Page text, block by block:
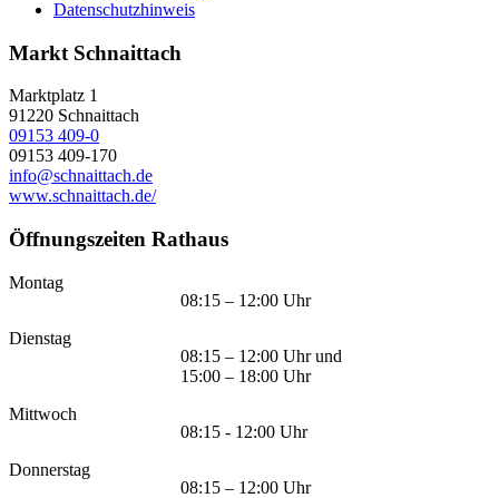
Datenschutzhinweis
Markt Schnaittach
Marktplatz 1
91220 Schnaittach
09153 409-0
09153 409-170
info@schnaittach.de
www.schnaittach.de/
Öffnungszeiten Rathaus
Montag
08:15 – 12:00 Uhr
Dienstag
08:15 – 12:00 Uhr und
15:00 – 18:00 Uhr
Mittwoch
08:15 - 12:00 Uhr
Donnerstag
08:15 – 12:00 Uhr